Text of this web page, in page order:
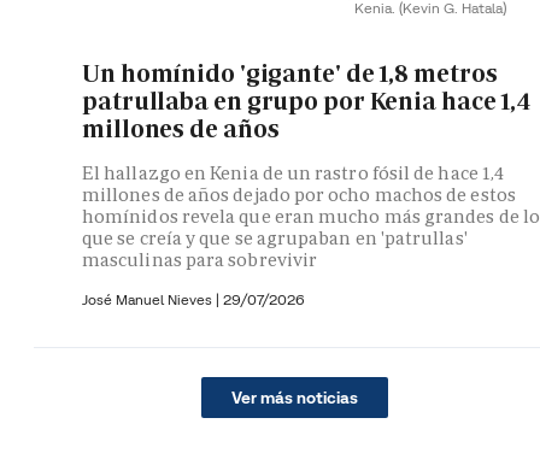
Kenia. (Kevin G. Hatala)
Un homínido 'gigante' de 1,8 metros
patrullaba en grupo por Kenia hace 1,4
millones de años
El hallazgo en Kenia de un rastro fósil de hace 1,4
millones de años dejado por ocho machos de estos
homínidos revela que eran mucho más grandes de lo
que se creía y que se agrupaban en 'patrullas'
masculinas para sobrevivir
José Manuel Nieves | 29/07/2026
Ver más noticias